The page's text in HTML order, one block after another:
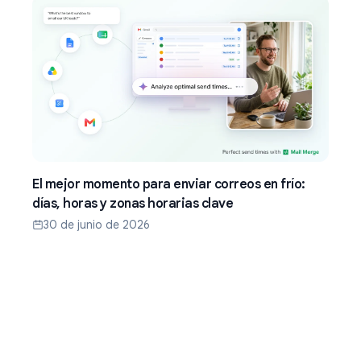
El mejor momento para enviar correos en frío:
días, horas y zonas horarias clave
30 de junio de 2026